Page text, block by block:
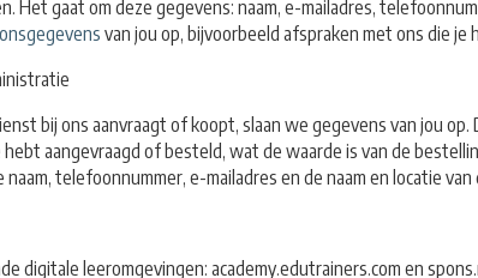
Het gaat om deze gegevens: naam, e-mailadres,
van jou op, bijvoorbeeld afspraken met ons die
bij ons aanvraagt of koopt, slaan we gegevens van jou
hebt aangevraagd of besteld, wat de waarde is van de
telefoonnummer, e-mailadres en de naam en locatie
digitale leeromgevingen: academy.edutrainers.com en